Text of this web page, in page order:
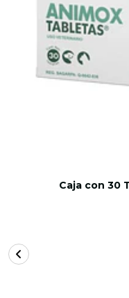
Caja con 30